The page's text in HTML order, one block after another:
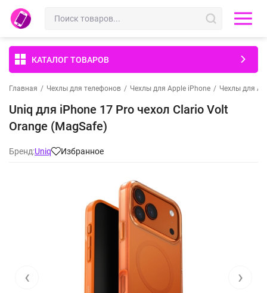
КАТАЛОГ ТОВАРОВ
Главная / Чехлы для телефонов / Чехлы для Apple iPhone / Чехлы для
Uniq для iPhone 17 Pro чехол Clario Volt
Orange (MagSafe)
Бренд:Uniq Избранное
‹ ›